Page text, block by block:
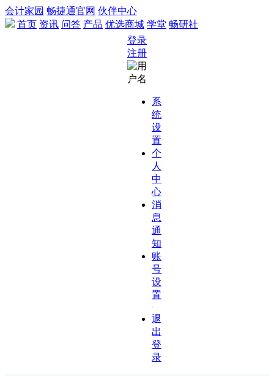
会计家园 畅捷通官网 伙伴中心
首页 资讯 问答 产品 优选商城 学堂 畅研社
登录
注册
系
统
设
置
个
人
中
心
消
息
通
知
账
号
设
置
退
出
登
录